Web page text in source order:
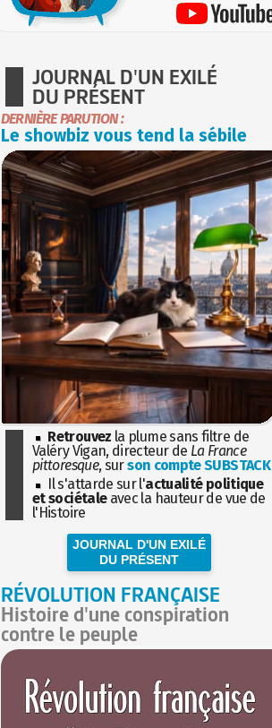
JOURNAL D'UN EXILÉ
DU PRÉSENT
DERNIÈRE PARUTION :
Le showbiz vous tend la sébile
Retrouvez la plume sans filtre de
Valéry Vigan, directeur de La France
pittoresque, surson compte SUBSTACK
Il s'attarde sur l'actualité politique
et sociétaleavec la hauteur de vue de
l'Histoire
JOURNAL D'UN EXILÉ
DU PRÉSENT
RÉVOLUTION FRANÇAISE
Histoire d'une conspiration
contre le peuple